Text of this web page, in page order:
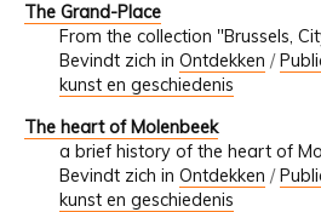
The Grand-Place
From the collection "Brussels,
Bevindt zich in Ontdekken /
kunst en geschiedenis
The heart of Molenbeek
a brief history of the heart of
Bevindt zich in Ontdekken /
kunst en geschiedenis